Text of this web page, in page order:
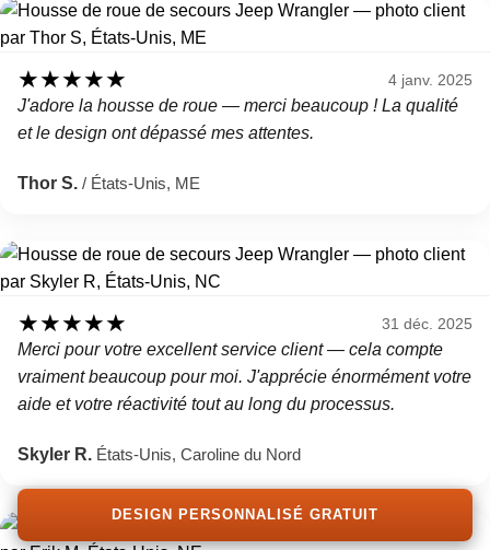
★★★★★ 4 janv. 2025
J'adore la housse de roue — merci beaucoup ! La qualité
et le design ont dépassé mes attentes.
Thor S. / États-Unis, ME
★★★★★ 31 déc. 2025
Merci pour votre excellent service client — cela compte
vraiment beaucoup pour moi. J'apprécie énormément votre
aide et votre réactivité tout au long du processus.
Skyler R. États-Unis, Caroline du Nord
DESIGN PERSONNALISÉ GRATUIT